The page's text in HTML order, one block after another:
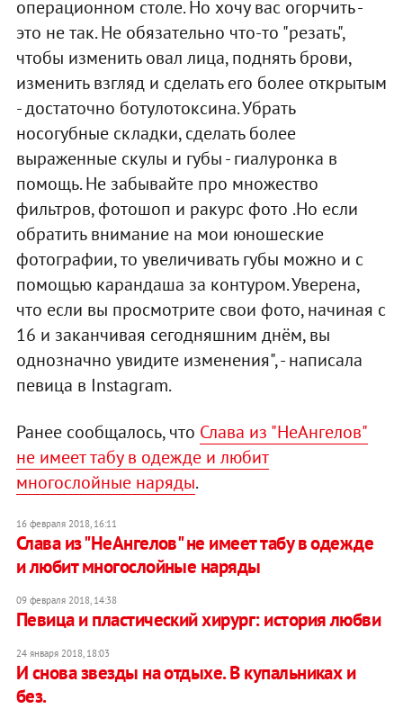
операционном столе. Но хочу вас огорчить -
это не так. Не обязательно что-то "резать",
чтобы изменить овал лица, поднять брови,
изменить взгляд и сделать его более открытым
- достаточно ботулотоксина. Убрать
носогубные складки, сделать более
выраженные скулы и губы - гиалуронка в
помощь. Не забывайте про множество
фильтров, фотошоп и ракурс фото .Но если
обратить внимание на мои юношеские
фотографии, то увеличивать губы можно и с
помощью карандаша за контуром. Уверена,
что если вы просмотрите свои фото, начиная с
16 и заканчивая сегодняшним днём, вы
однозначно увидите изменения", - написала
певица в Instagram.
Ранее сообщалось, что Слава из "НеАнгелов"
не имеет табу в одежде и любит
многослойные наряды.
16 февраля 2018, 16:11
Слава из "НеАнгелов" не имеет табу в одежде
и любит многослойные наряды
09 февраля 2018, 14:38
Певица и пластический хирург: история любви
24 января 2018, 18:03
И снова звезды на отдыхе. В купальниках и
без.